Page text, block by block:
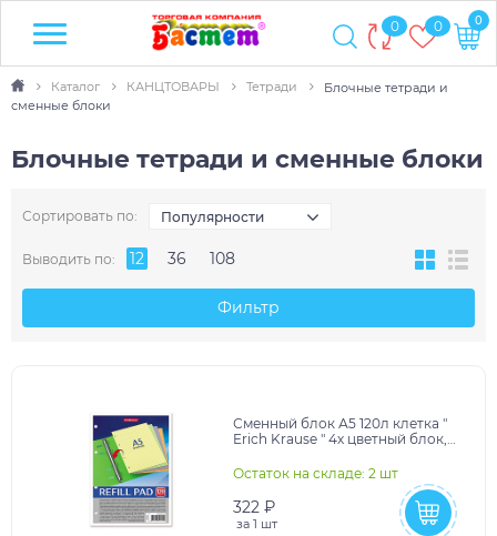
0 0 0
Каталог КАНЦТОВАРЫ Тетради
Блочные тетради и
сменные блоки
Блочные тетради и сменные блоки
Сортировать по: Популярности
Выводить по: 12 36 108
Фильтр
Сменный блок А5 120л клетка "
Erich Krause " 4х цветный блок,
отверсти
Остаток на складе: 2 шт
322 ₽
за 1 шт